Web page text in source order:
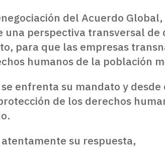
del Acuerdo
perspectiva transversal
para que las empresas
humanos de la población
enfrenta su mandato y
de los derechos
su respuesta,